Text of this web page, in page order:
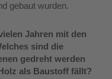
gebaut wurden.
Jahren mit den
sind die
gedreht werden
als Baustoff fällt?